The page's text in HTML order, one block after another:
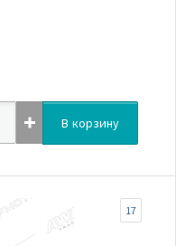
В корзину
17